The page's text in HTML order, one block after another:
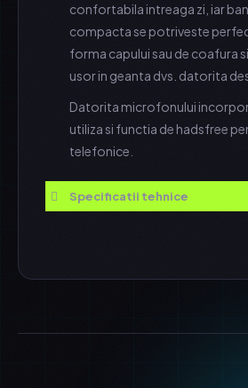
confortabila intreaga zi, iar
compacta se potriveste
forma capului sau de coafura
usor in geanta dvs. datorita
Datorita microfonului
utiliza si functia de hadsfree
telefonice.
Specificatii tehnice